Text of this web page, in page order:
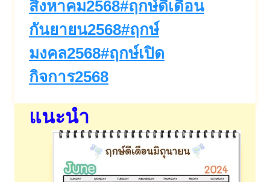
สิงหาคม2568#ฤกษ์ดีเดือน
กันยายน2568#ฤกษ์
มงคล2568#ฤกษ์เปิด
กิจการ2568
แนะนำ